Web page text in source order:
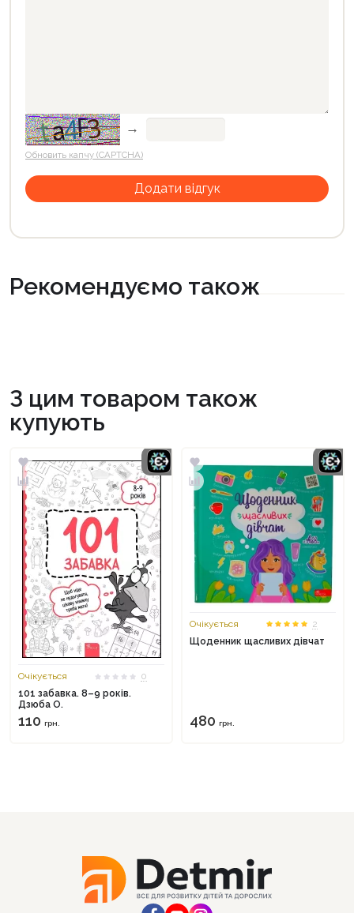
→
Обновить капчу (CAPTCHA)
Рекомендуємо також
З цим товаром також
купують
Очікується
0
101 забавка. 8–9 років.
Дзюба О.
110 грн.
Очікується
2
Щоденник щасливих дівчат
480 грн.